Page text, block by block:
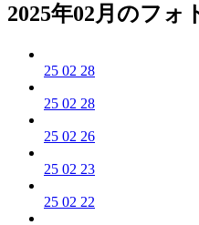
2025年02月のフォ
25 02 28
25 02 28
25 02 26
25 02 23
25 02 22